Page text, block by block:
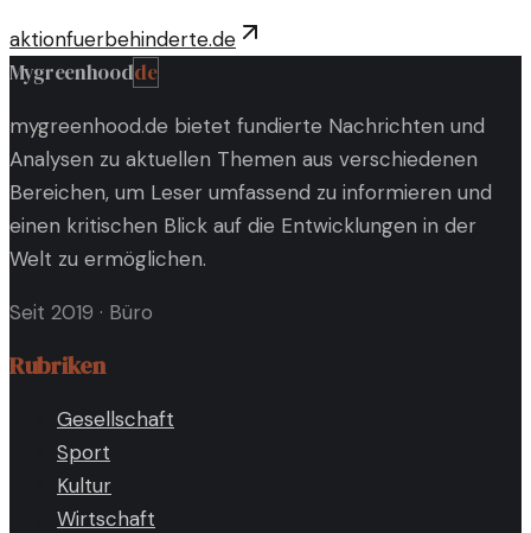
aktionfuerbehinderte.de
Mygreenhoodde
mygreenhood.de bietet fundierte Nachrichten und
Analysen zu aktuellen Themen aus verschiedenen
Bereichen, um Leser umfassend zu informieren und
einen kritischen Blick auf die Entwicklungen in der
Welt zu ermöglichen.
Seit 2019 · Büro
Rubriken
Gesellschaft
Sport
Kultur
Wirtschaft